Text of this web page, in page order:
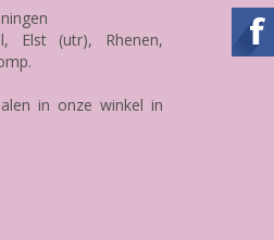
Elst (utr), Rhenen,
in onze winkel in